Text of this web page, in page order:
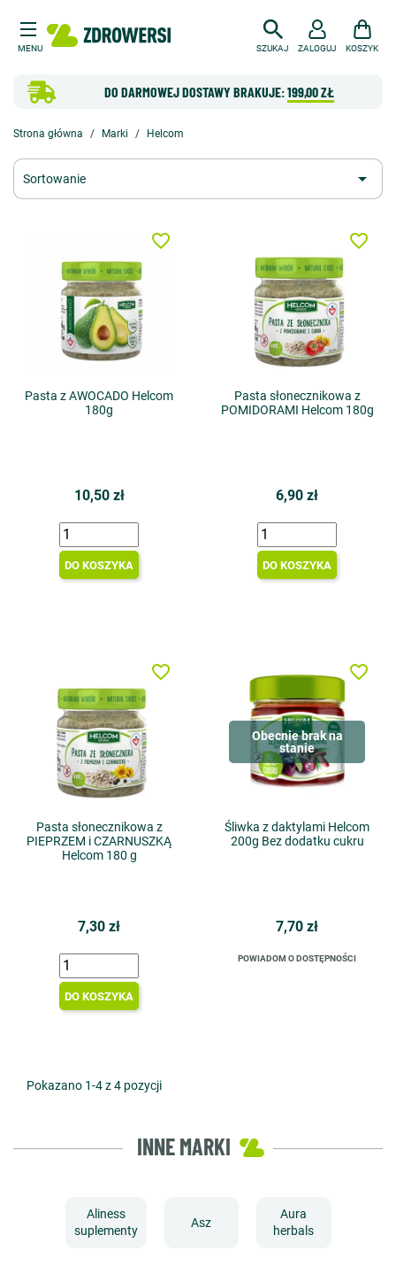
MENU SZUKAJ
DO DARMOWEJ DOSTAWY BRAKUJE:199,00 ZŁ
ZALOGUJ KOSZYK
Strona główna Marki Helcom
Sortowanie 
Pasta z AWOCADO Helcom
180g
10,50 zł
DO KOSZYKA
favorite_border
Pasta słonecznikowa z
POMIDORAMI Helcom 180g
6,90 zł
DO KOSZYKA
favorite_border
Pasta słonecznikowa z
PIEPRZEM i CZARNUSZKĄ
Helcom 180 g
7,30 zł
DO KOSZYKA
favorite_border
Obecnie brak na
stanie
Śliwka z daktylami Helcom
200g Bez dodatku cukru
7,70 zł
POWIADOM O DOSTĘPNOŚCI
favorite_border
Pokazano 1-4 z 4 pozycji
INNE MARKI
Aliness
suplementy
Asz
Aura
herbals